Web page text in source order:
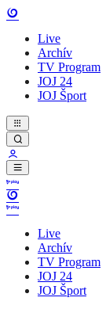
Live
Archív
TV Program
JOJ 24
JOJ Šport
Live
Archív
TV Program
JOJ 24
JOJ Šport